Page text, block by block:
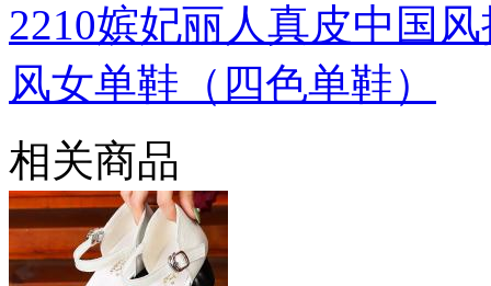
2210嫔妃丽人真皮中国
风女单鞋（四色单鞋）
相关商品